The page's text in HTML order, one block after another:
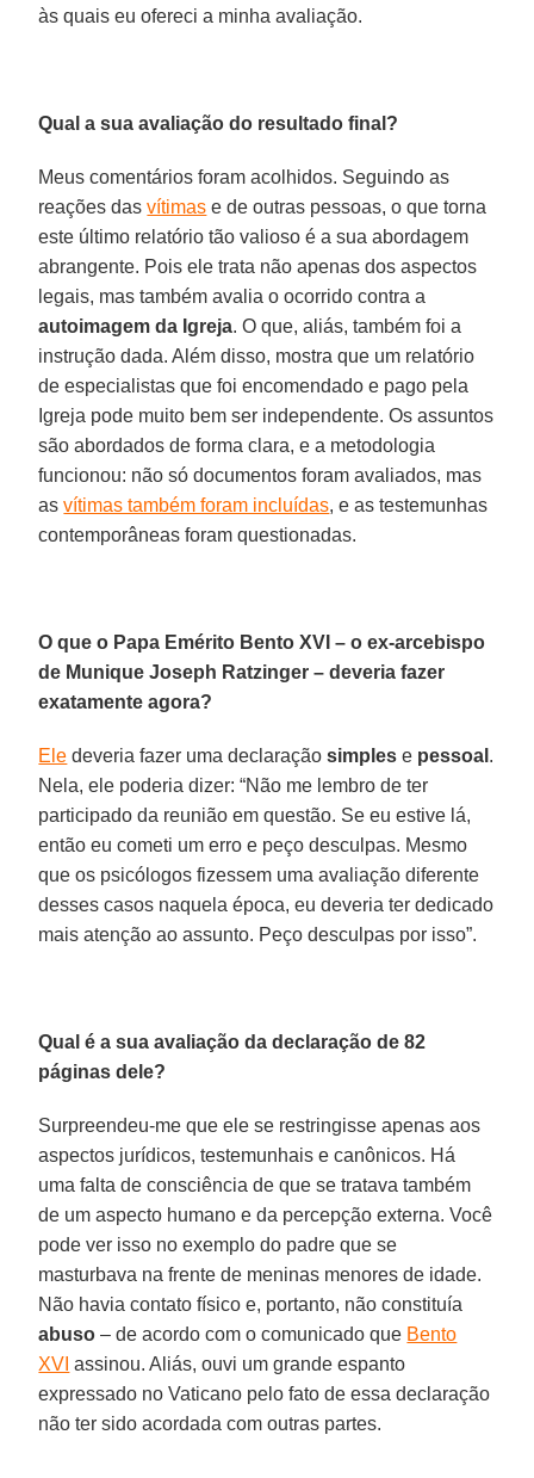
às quais eu ofereci a minha avaliação.
Qual a sua avaliação do resultado final?
Meus comentários foram acolhidos. Seguindo as
reações dasvítimas e de outras pessoas, o que torna
este último relatório tão valioso é a sua abordagem
abrangente. Pois ele trata não apenas dos aspectos
legais, mas também avalia o ocorrido contra a
autoimagem da Igreja. O que, aliás, também foi a
instrução dada. Além disso, mostra que um relatório
de especialistas que foi encomendado e pago pela
Igreja pode muito bem ser independente. Os assuntos
são abordados de forma clara, e a metodologia
funcionou: não só documentos foram avaliados, mas
asvítimas também foram incluídas, e as testemunhas
contemporâneas foram questionadas.
O que o Papa Emérito Bento XVI – o ex-arcebispo
de Munique Joseph Ratzinger – deveria fazer
exatamente agora?
Ele deveria fazer uma declaraçãosimples e pessoal .
Nela, ele poderia dizer: “Não me lembro de ter
participado da reunião em questão. Se eu estive lá,
então eu cometi um erro e peço desculpas. Mesmo
que os psicólogos fizessem uma avaliação diferente
desses casos naquela época, eu deveria ter dedicado
mais atenção ao assunto. Peço desculpas por isso”.
Qual é a sua avaliação da declaração de 82
páginas dele?
Surpreendeu-me que ele se restringisse apenas aos
aspectos jurídicos, testemunhais e canônicos. Há
uma falta de consciência de que se tratava também
de um aspecto humano e da percepção externa. Você
pode ver isso no exemplo do padre que se
masturbava na frente de meninas menores de idade.
Não havia contato físico e, portanto, não constituía
abuso – de acordo com o comunicado que Bento
XVI assinou. Aliás, ouvi um grande espanto
expressado no Vaticano pelo fato de essa declaração
não ter sido acordada com outras partes.